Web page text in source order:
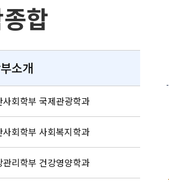
합
소개
학부 국제관광학과
학부 사회복지학과
학부 건강영양학과